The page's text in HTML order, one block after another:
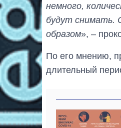
немного,
будут снимать.
образом», –
По его мнению,
длительный